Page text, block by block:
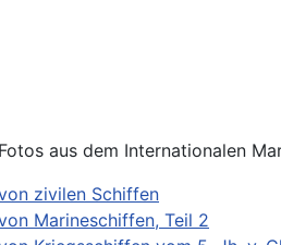
aus dem Internationalen
zivilen Schiffen
Marineschiffen, Teil 2